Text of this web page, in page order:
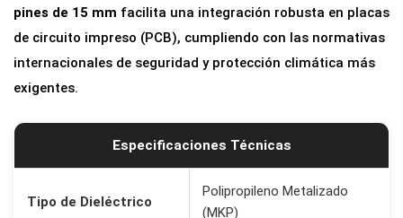
2
7
5
V
(
pines de 15 mm facilita una integración robusta en placas
de circuito impreso (PCB), cumpliendo con las normativas
internacionales de seguridad y protección climática más
exigentes.
Especificaciones Técnicas
Tipo de Dieléctrico
Polipropileno Metalizado
(MKP)